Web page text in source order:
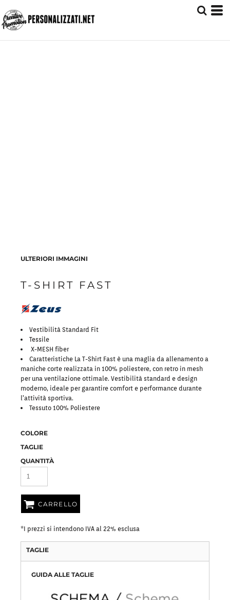
ULTERIORI IMMAGINI
T-SHIRT FAST
Vestibilità Standard Fit
Tessile
X-MESH fiber
Caratteristiche La T-Shirt Fast è una maglia da allenamento a
maniche corte realizzata in 100% poliestere, con retro in mesh
per una ventilazione ottimale. Vestibilità standard e design
moderno, ideale per garantire comfort e performance durante
l’attività sportiva.
Tessuto 100% Poliestere
COLORE
TAGLIE
QUANTITÀ
CARRELLO
*I prezzi si intendono IVA al 22% esclusa
TAGLIE
GUIDA ALLE TAGLIE